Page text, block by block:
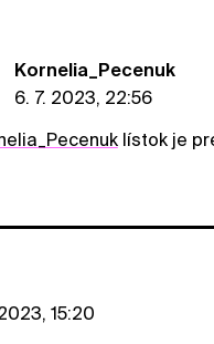
Kornelia_Pecenuk
6. 7. 2023, 22:56
lístok je
15:20